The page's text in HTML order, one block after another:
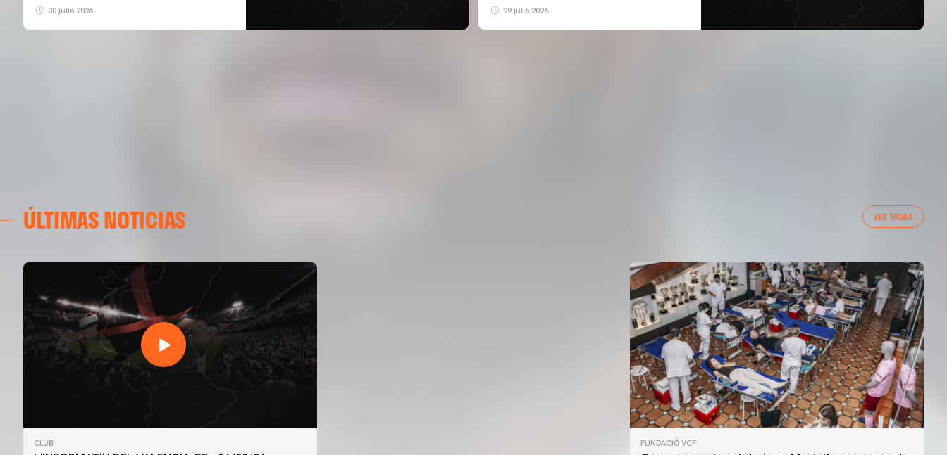
30 julio 2026 29 julio 2026
ÚLTIMAS NOTICIAS VER TODAS
CLUB FUNDACIÓ VCF